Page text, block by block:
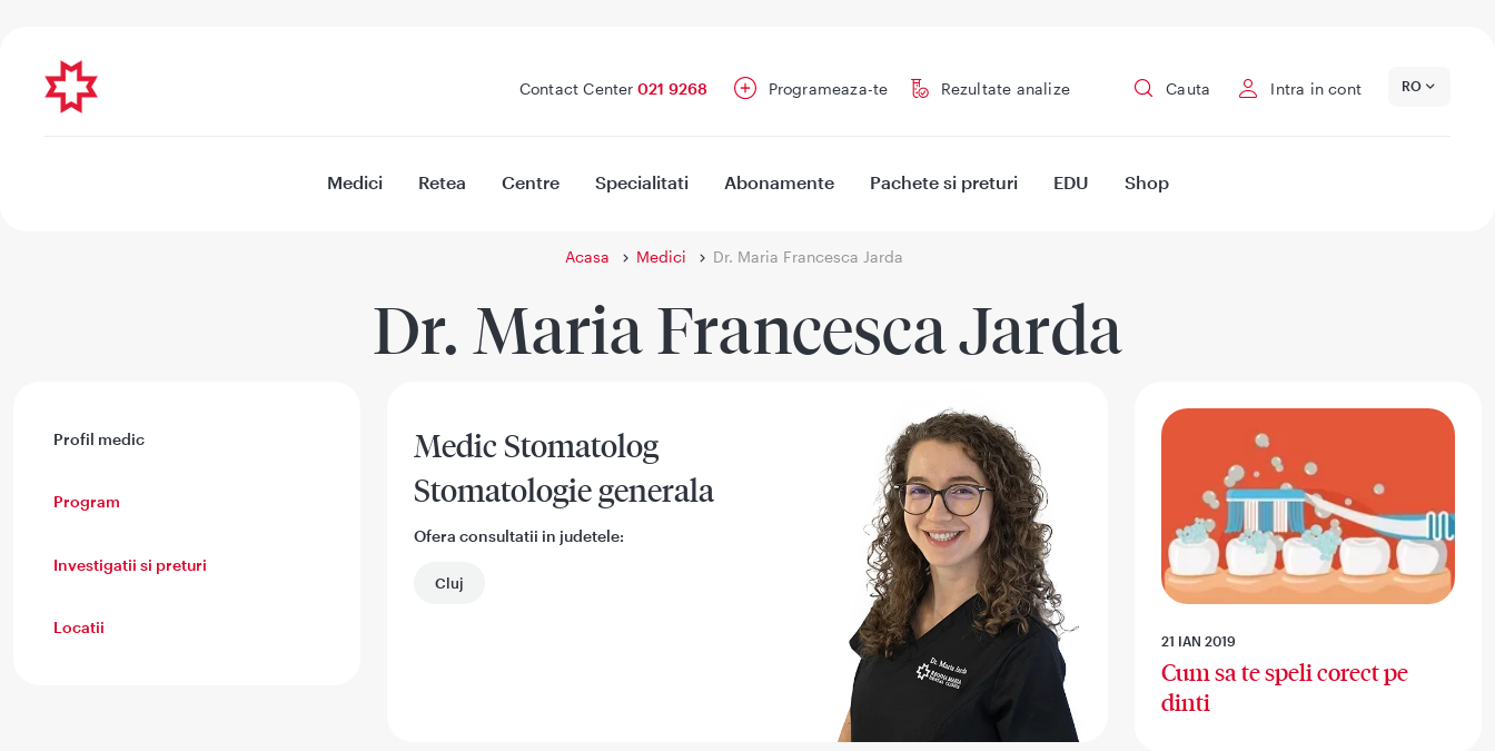
Contact Center 021 9268 Programeaza-te Rezultate analize Cauta Intra in cont RO
Medici Retea Centre Specialitati Abonamente Pachete si preturi EDU Shop
Acasa Medici Dr. Maria Francesca Jarda
Dr. Maria Francesca Jarda
Profil medic
Program
Investigatii si preturi
Locatii
Medic Stomatolog
Stomatologie generala
Ofera consultatii in judetele:
Cluj
21 IAN 2019
Cum sa te speli corect pe
dinti